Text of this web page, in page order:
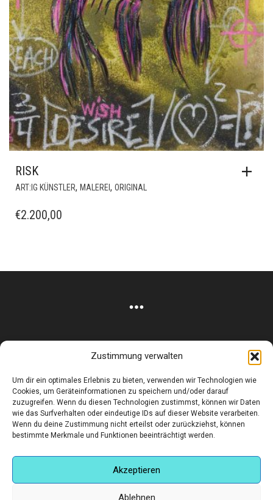
Zustimmung verwalten
Um dir ein optimales Erlebnis zu bieten, verwenden wir Technologien wie
Cookies, um Geräteinformationen zu speichern und/oder darauf
zuzugreifen. Wenn du diesen Technologien zustimmst, können wir Daten
wie das Surfverhalten oder eindeutige IDs auf dieser Website verarbeiten.
Wenn du deine Zustimmung nicht erteilst oder zurückziehst, können
bestimmte Merkmale und Funktionen beeinträchtigt werden.
Akzeptieren
Ablehnen
RISK
ART:IG KÜNSTLER, MALEREI , ORIGINAL
€2.200,00
Corneliusstr. 19, München, 80469, Germany
Telefon: +49 (0)89 552 985 72
Öffnungszeiten: Di. - FR. 11.00 –19.30 UHR · SA. 11.00 –18.00
UHR
Copyright © 2025 - art:ig Galerie
Impressum
Datenschutz AGB
Hilfe & Kontakt
Finden Sie eine Unterkunft in München